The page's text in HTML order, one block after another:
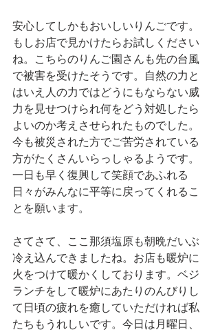
安心してしかもおいしいりんごです。
もしお店で見かけたらお試しください
ね。こちらのりんご園さんも先の台風
で被害を受けたそうです。自然の力と
はいえ人の力ではどうにもならない威
力を見せつけられ何をどう対処したら
よいのか考えさせられたものでした。
今も被災された方でご苦労されている
方がたくさんいらっしゃるようです。
一日も早く復興して笑顔であふれる
日々がみんなに平等に戻ってくれるこ
とを願います。
さてさて、ここ那須塩原も朝晩だいぶ
冷え込んできましたね。お店も暖炉に
火をつけて暖かくしております。ベジ
ランチをして暖炉にあたりのんびりし
て日頃の疲れを癒していただければ私
たちもうれしいです。今日は月曜日、